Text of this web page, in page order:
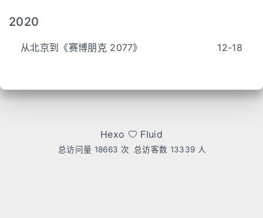
2020
从北京到《赛博朋克 2077》 12-18
Hexo Fluid
总访问量 18663 次 总访客数 13339 人